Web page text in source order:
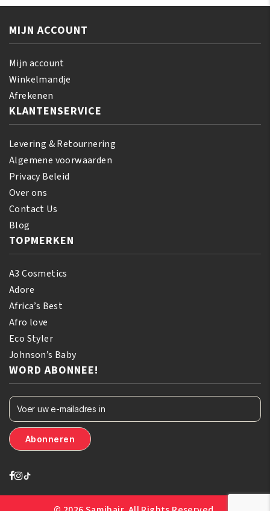
aantal
MIJN ACCOUNT
Mijn account
Winkelmandje
Afrekenen
KLANTENSERVICE
Levering & Retournering
Algemene voorwaarden
Privacy Beleid
Over ons
Contact Us
Blog
TOPMERKEN
A3 Cosmetics
Adore
Africa’s Best
Afro love
Eco Styler
Johnson’s Baby
WORD ABONNEE!